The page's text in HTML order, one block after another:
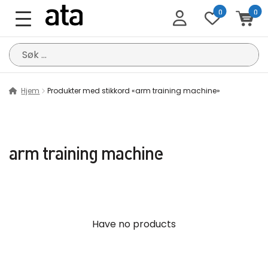
0 0
Søk
etter:
Hjem Produkter med stikkord «arm training machine»
arm training machine
Have no products